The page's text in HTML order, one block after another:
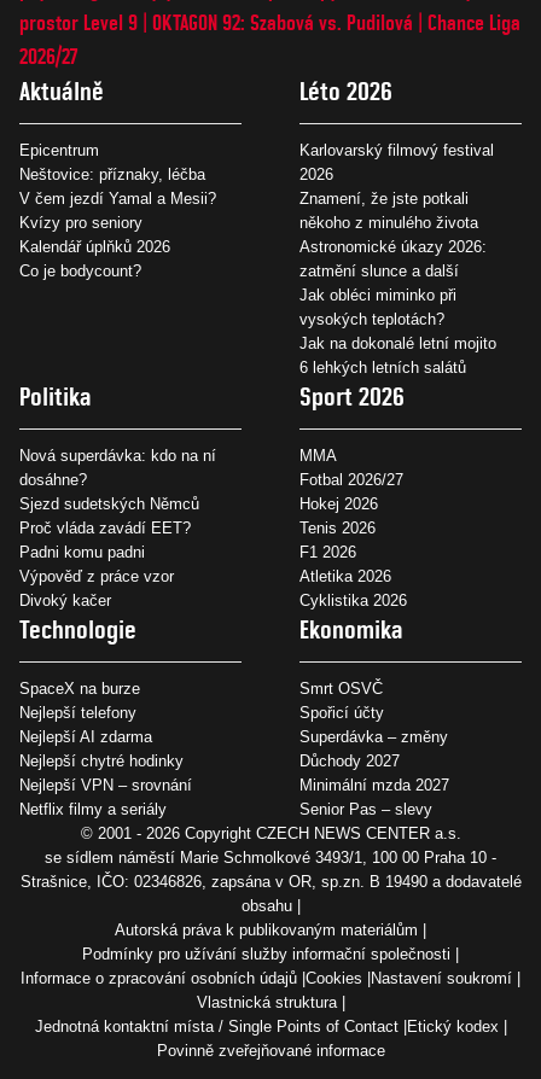
prostor Level 9 OKTAGON 92: Szabová vs. Pudilová
Chance Liga
2026/27
Aktuálně
Epicentrum
Neštovice: příznaky, léčba
V čem jezdí Yamal a Mesii?
Kvízy pro seniory
Kalendář úplňků 2026
Co je bodycount?
Léto 2026
Karlovarský filmový festival
2026
Znamení, že jste potkali
někoho z minulého života
Astronomické úkazy 2026:
zatmění slunce a další
Jak obléci miminko při
vysokých teplotách?
Jak na dokonalé letní mojito
6 lehkých letních salátů
Politika
Nová superdávka: kdo na ní
dosáhne?
Sjezd sudetských Němců
Proč vláda zavádí EET?
Padni komu padni
Výpověď z práce vzor
Divoký kačer
Sport 2026
MMA
Fotbal 2026/27
Hokej 2026
Tenis 2026
F1 2026
Atletika 2026
Cyklistika 2026
Technologie
SpaceX na burze
Nejlepší telefony
Nejlepší AI zdarma
Nejlepší chytré hodinky
Nejlepší VPN – srovnání
Netflix filmy a seriály
Ekonomika
Smrt OSVČ
Spořicí účty
Superdávka – změny
Důchody 2027
Minimální mzda 2027
Senior Pas – slevy
© 2001 - 2026 Copyright CZECH NEWS CENTER a.s.
se sídlem náměstí Marie Schmolkové 3493/1, 100 00 Praha 10 -
Strašnice, IČO: 02346826, zapsána v OR, sp.zn. B 19490 a dodavatelé
obsahu
Autorská práva k publikovaným materiálům
Podmínky pro užívání služby informační společnosti
Informace o zpracování osobních údajů Cookies
Nastavení soukromí
Vlastnická struktura
Jednotná kontaktní místa / Single Points of Contact
Etický kodex
Povinně zveřejňované informace